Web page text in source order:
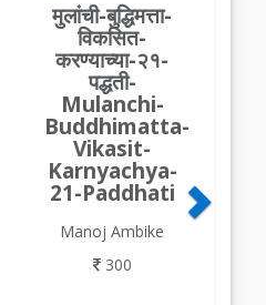
मुलांची-बुद्धिमत्ता-
विकसित-
करण्याच्या-२१-
पद्धती-
Mulanchi-
Buddhimatta-
Vikasit-
Karnyachya-
21-Paddhati
Manoj Ambike
300